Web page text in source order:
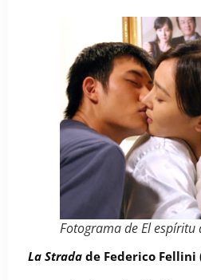
Fotograma deEl espíritu
La Strada de Federico Fellini